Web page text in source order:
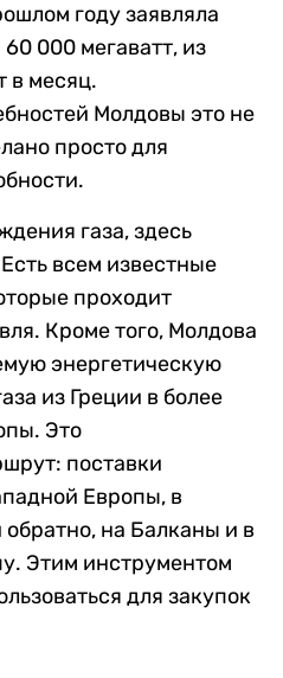
году заявляла
000 мегаватт, из
в месяц.
Молдовы это не
просто для
газа, здесь
всем известные
проходит
Кроме того, Молдова
энергетическую
из Греции в более
Это
поставки
Европы, в
на Балканы и в
Этим инструментом
для закупок